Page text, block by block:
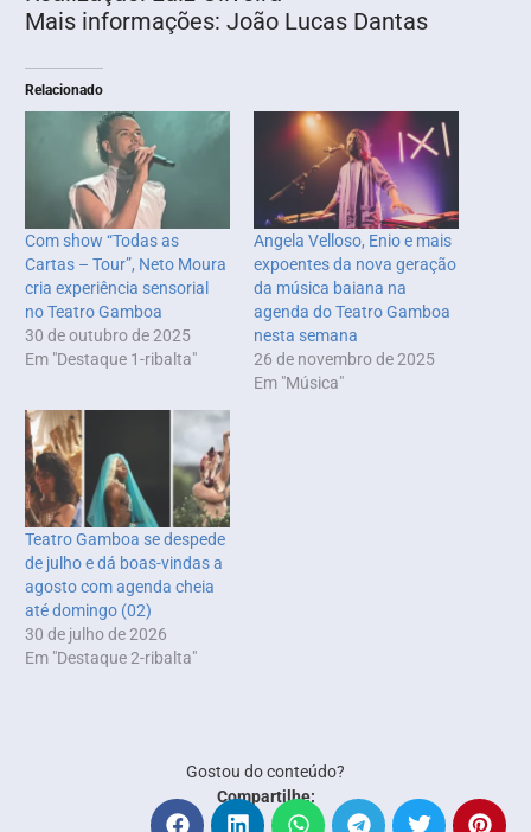
Mais informações: João Lucas Dantas
Relacionado
Com show “Todas as
Cartas – Tour”, Neto Moura
cria experiência sensorial
no Teatro Gamboa
30 de outubro de 2025
Em "Destaque 1-ribalta"
Angela Velloso, Enio e mais
expoentes da nova geração
da música baiana na
agenda do Teatro Gamboa
nesta semana
26 de novembro de 2025
Em "Música"
Teatro Gamboa se despede
de julho e dá boas-vindas a
agosto com agenda cheia
até domingo (02)
30 de julho de 2026
Em "Destaque 2-ribalta"
Gostou do conteúdo?
Compartilhe: